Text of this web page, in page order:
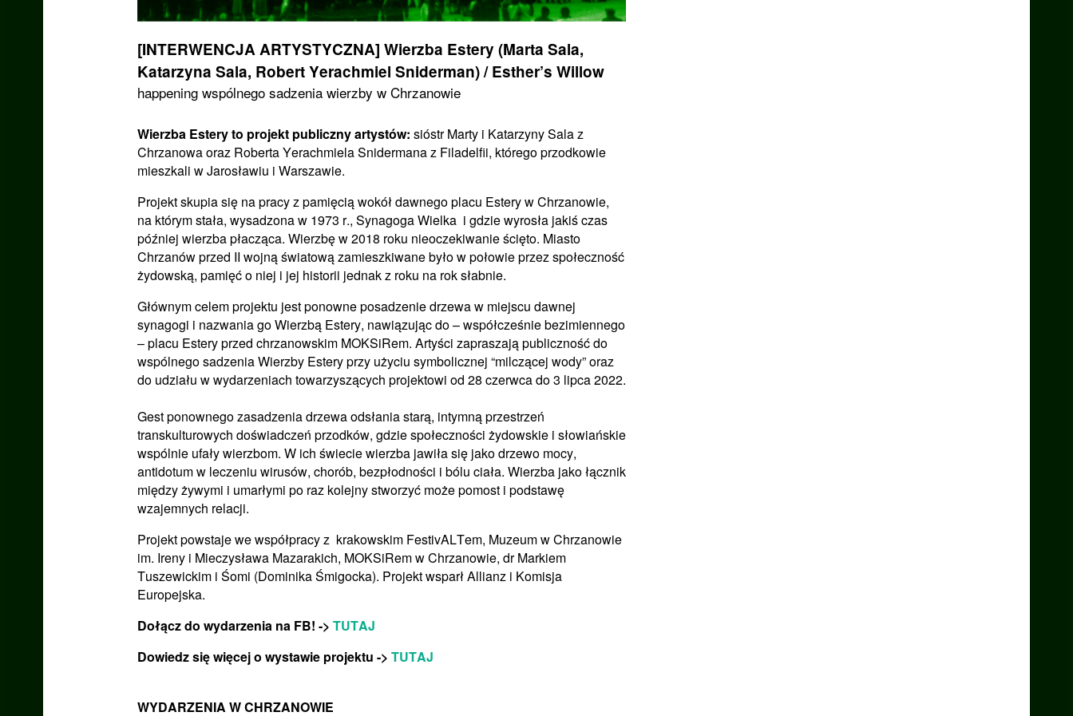
[INTERWENCJA ARTYSTYCZNA] Wierzba Estery (Marta Sala,
Katarzyna Sala, Robert Yerachmiel Sniderman) / Esther’s Willow
happening wspólnego sadzenia wierzby w Chrzanowie
Wierzba Estery to projekt publiczny artystów: sióstr Marty i Katarzyny Sala z
Chrzanowa oraz Roberta Yerachmiela Snidermana z Filadelfii, którego przodkowie
mieszkali w Jarosławiu i Warszawie.
Projekt skupia się na pracy z pamięcią wokół dawnego placu Estery w Chrzanowie,
na którym stała, wysadzona w 1973 r., Synagoga Wielka i gdzie wyrosła jakiś czas
później wierzba płacząca. Wierzbę w 2018 roku nieoczekiwanie ścięto. Miasto
Chrzanów przed II wojną światową zamieszkiwane było w połowie przez społeczność
żydowską, pamięć o niej i jej historii jednak z roku na rok słabnie.
Głównym celem projektu jest ponowne posadzenie drzewa w miejscu dawnej
synagogi i nazwania go Wierzbą Estery, nawiązując do – współcześnie bezimiennego
– placu Estery przed chrzanowskim MOKSiRem. Artyści zapraszają publiczność do
wspólnego sadzenia Wierzby Estery przy użyciu symbolicznej “milczącej wody” oraz
do udziału w wydarzeniach towarzyszących projektowi od 28 czerwca do 3 lipca 2022.
Gest ponownego zasadzenia drzewa odsłania starą, intymną przestrzeń
transkulturowych doświadczeń przodków, gdzie społeczności żydowskie i słowiańskie
wspólnie ufały wierzbom. W ich świecie wierzba jawiła się jako drzewo mocy,
antidotum w leczeniu wirusów, chorób, bezpłodności i bólu ciała. Wierzba jako łącznik
między żywymi i umarłymi po raz kolejny stworzyć może pomost i podstawę
wzajemnych relacji.
Projekt powstaje we współpracy z krakowskim FestivALTem, Muzeum w Chrzanowie
im. Ireny i Mieczysława Mazarakich, MOKSiRem w Chrzanowie, dr Markiem
Tuszewickim i Śomi (Dominika Śmigocka). Projekt wsparł Allianz i Komisja
Europejska.
Dołącz do wydarzenia na FB! -> TUTAJ
Dowiedz się więcej o wystawie projektu -> TUTAJ
WYDARZENIA W CHRZANOWIE